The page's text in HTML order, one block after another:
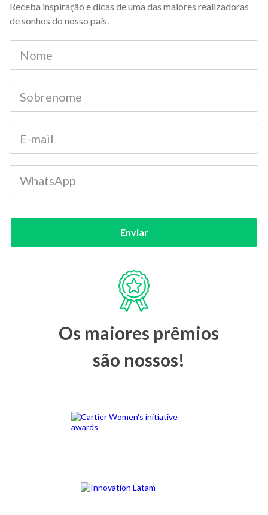
Receba inspiração e dicas de uma das maiores realizadoras
de sonhos do nosso país.
Enviar
Os maiores prêmios
são nossos!